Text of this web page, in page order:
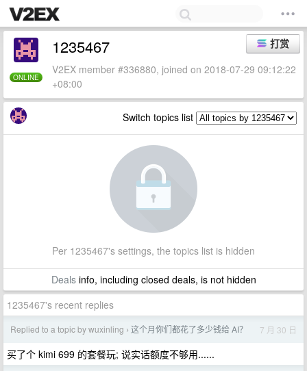
ONLINE
打赏
1235467
V2EX member #336880, joined on 2018-07-29 09:12:22
+08:00
Switch topics list
Per 1235467's settings, the topics list is hidden
Dealsinfo, including closed deals, is not hidden
1235467's recent replies
Replied to a topic by wuxinling › 这个月你们都花了多少钱给 AI？ 7 月 30 日
买了个 kimi 699 的套餐玩; 说实话额度不够用......